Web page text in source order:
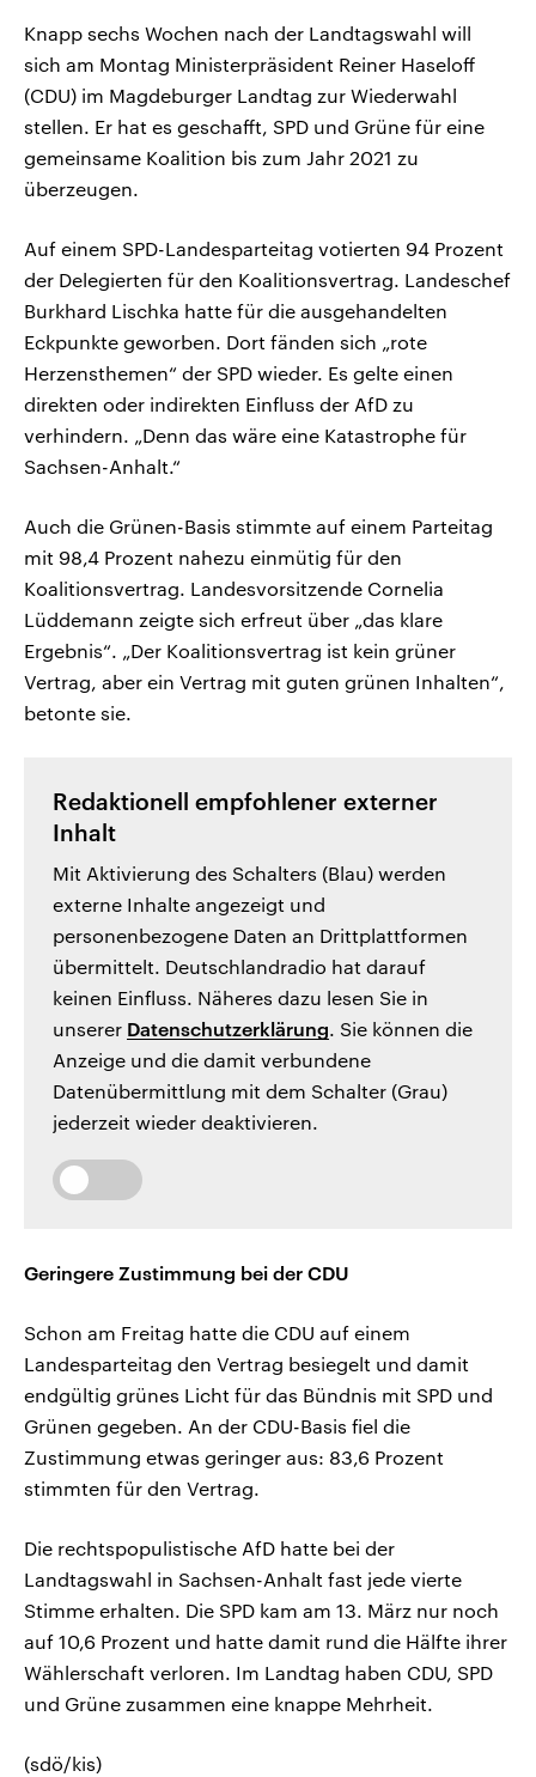
Knapp sechs Wochen nach der Landtagswahl will
sich am Montag Ministerpräsident Reiner Haseloff
(CDU) im Magdeburger Landtag zur Wiederwahl
stellen. Er hat es geschafft, SPD und Grüne für eine
gemeinsame Koalition bis zum Jahr 2021 zu
überzeugen.
Auf einem SPD-Landesparteitag votierten 94 Prozent
der Delegierten für den Koalitionsvertrag. Landeschef
Burkhard Lischka hatte für die ausgehandelten
Eckpunkte geworben. Dort fänden sich „rote
Herzensthemen“ der SPD wieder. Es gelte einen
direkten oder indirekten Einfluss der AfD zu
verhindern. „Denn das wäre eine Katastrophe für
Sachsen-Anhalt.“
Auch die Grünen-Basis stimmte auf einem Parteitag
mit 98,4 Prozent nahezu einmütig für den
Koalitionsvertrag. Landesvorsitzende Cornelia
Lüddemann zeigte sich erfreut über „das klare
Ergebnis“. „Der Koalitionsvertrag ist kein grüner
Vertrag, aber ein Vertrag mit guten grünen Inhalten“,
betonte sie.
Redaktionell empfohlener externer
Inhalt
Mit Aktivierung des Schalters (Blau) werden
externe Inhalte angezeigt und
personenbezogene Daten an Drittplattformen
übermittelt. Deutschlandradio hat darauf
keinen Einfluss. Näheres dazu lesen Sie in
unserer Datenschutzerklärung. Sie können die
Anzeige und die damit verbundene
Datenübermittlung mit dem Schalter (Grau)
jederzeit wieder deaktivieren.
Geringere Zustimmung bei der CDU
Schon am Freitag hatte die CDU auf einem
Landesparteitag den Vertrag besiegelt und damit
endgültig grünes Licht für das Bündnis mit SPD und
Grünen gegeben. An der CDU-Basis fiel die
Zustimmung etwas geringer aus: 83,6 Prozent
stimmten für den Vertrag.
Die rechtspopulistische AfD hatte bei der
Landtagswahl in Sachsen-Anhalt fast jede vierte
Stimme erhalten. Die SPD kam am 13. März nur noch
auf 10,6 Prozent und hatte damit rund die Hälfte ihrer
Wählerschaft verloren. Im Landtag haben CDU, SPD
und Grüne zusammen eine knappe Mehrheit.
(sdö/kis)